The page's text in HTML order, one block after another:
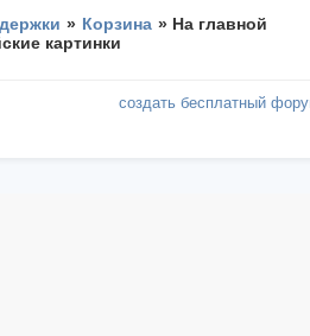
» Корзина » На главной
картинки
создать бесплатный